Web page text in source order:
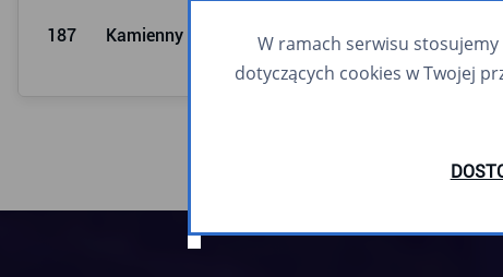
187 Kamienny Potok SKM 07:57
W ramach serwisu stosujemy
dotyczących cookies w Twojej